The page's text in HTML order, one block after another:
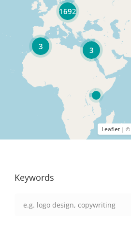
3
3
1692
Leaflet | ©
Keywords